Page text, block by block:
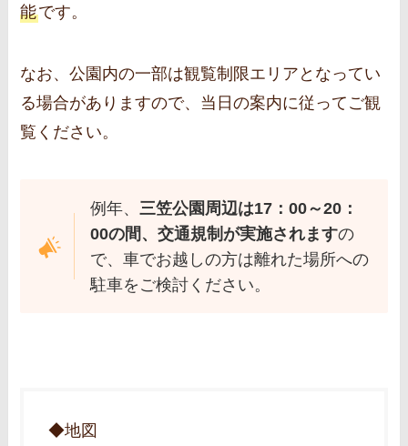
能です。
なお、公園内の一部は観覧制限エリアとなってい
る場合がありますので、当日の案内に従ってご観
覧ください。
例年、 三笠公園周辺は17：00～20：
00の間、交通規制が実施されますの
で、車でお越しの方は離れた場所への
駐車をご検討ください。
◆地図